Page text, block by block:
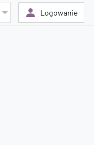
Logowanie